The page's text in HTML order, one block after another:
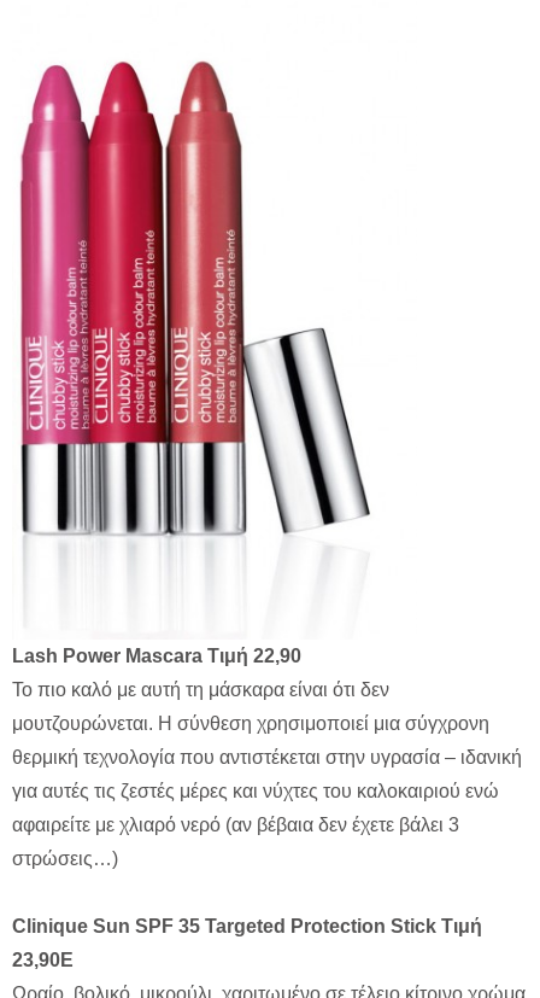
Lash Power Mascara Τιμή 22,90
Το πιο καλό με αυτή τη μάσκαρα είναι ότι δεν
μουτζουρώνεται. Η σύνθεση χρησιμοποιεί μια σύγχρονη
θερμική τεχνολογία που αντιστέκεται στην υγρασία – ιδανική
για αυτές τις ζεστές μέρες και νύχτες του καλοκαιριού ενώ
αφαιρείτε με χλιαρό νερό (αν βέβαια δεν έχετε βάλει 3
στρώσεις…)
Clinique Sun SPF 35 Targeted Protection Stick Τιμή
23,90Ε